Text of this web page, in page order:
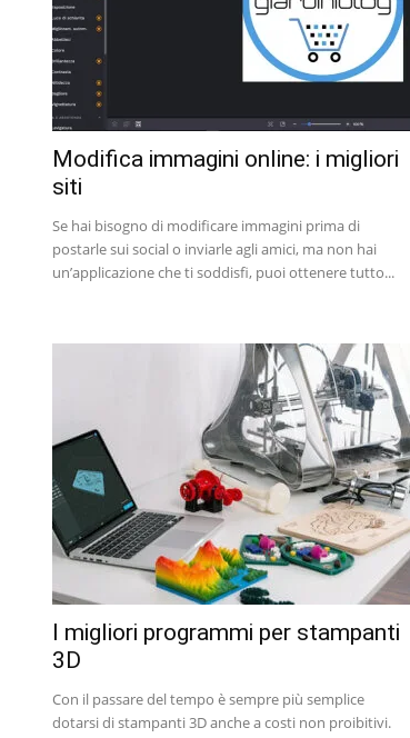
Modifica immagini online: i migliori
siti
Se hai bisogno di modificare immagini prima di
postarle sui social o inviarle agli amici, ma non hai
un’applicazione che ti soddisfi, puoi ottenere tutto...
I migliori programmi per stampanti
3D
Con il passare del tempo è sempre più semplice
dotarsi di stampanti 3D anche a costi non proibitivi.